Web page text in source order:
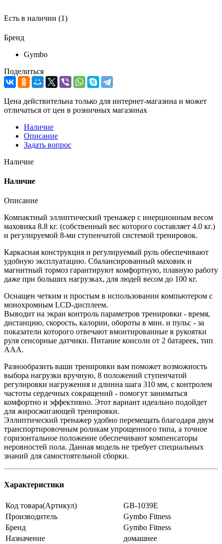
Есть в наличии (1)
Бренд
Gymbo
Поделиться
Цена действительна только для интернет-магазина и может
отличаться от цен в розничных магазинах
Наличие
Описание
Задать вопрос
Наличие
Наличие
Описание
Компактный эллиптический тренажер с инерционным весом
маховика 8.8 кг. (собственный вес которого составляет 4.0 кг.)
и регулируемой 8-ми ступенчатой системой тренировок.
Каркасная конструкция и регулируемый руль обеспечивают
удобную эксплуатацию. Сбалансированный маховик и
магнитный тормоз гарантируют комфортную, плавную работу
даже при больших нагрузках, для людей весом до 100 кг.
Оснащен четким и простым в использовании компьютером с
монохромным LCD-дисплеем.
Выводит на экран контроль параметров тренировки - время,
дистанцию, скорость, калории, обороты в мин. и пульс - за
показатели которого отвечают вмонтированные в рукоятки
руля сенсорные датчики. Питание консоли от 2 батареек, тип
ААА.
Разнообразить ваши тренировки вам поможет возможность
выбора нагрузки вручную, 8 положений ступенчатой
регулировки нагружения и длинна шага 310 мм, с контролем
частоты сердечных сокращений - помогут заниматься
комфортно и эффективно. Этот вариант идеально подойдет
для жиросжигающей тренировки.
Эллиптический тренажер удобно перемещать благодаря двум
транспортировочным роликам упрощенного типа, а точное
горизонтальное положение обеспечивают компенсаторы
неровностей пола. Данная модель не требует специальных
знаний для самостоятельной сборки.
Характеристики
Код товара(Артикул)
GB-1039E
Производитель
Gymbo Fitness
Бренд
Gymbo Fitness
Назначение
домашнее